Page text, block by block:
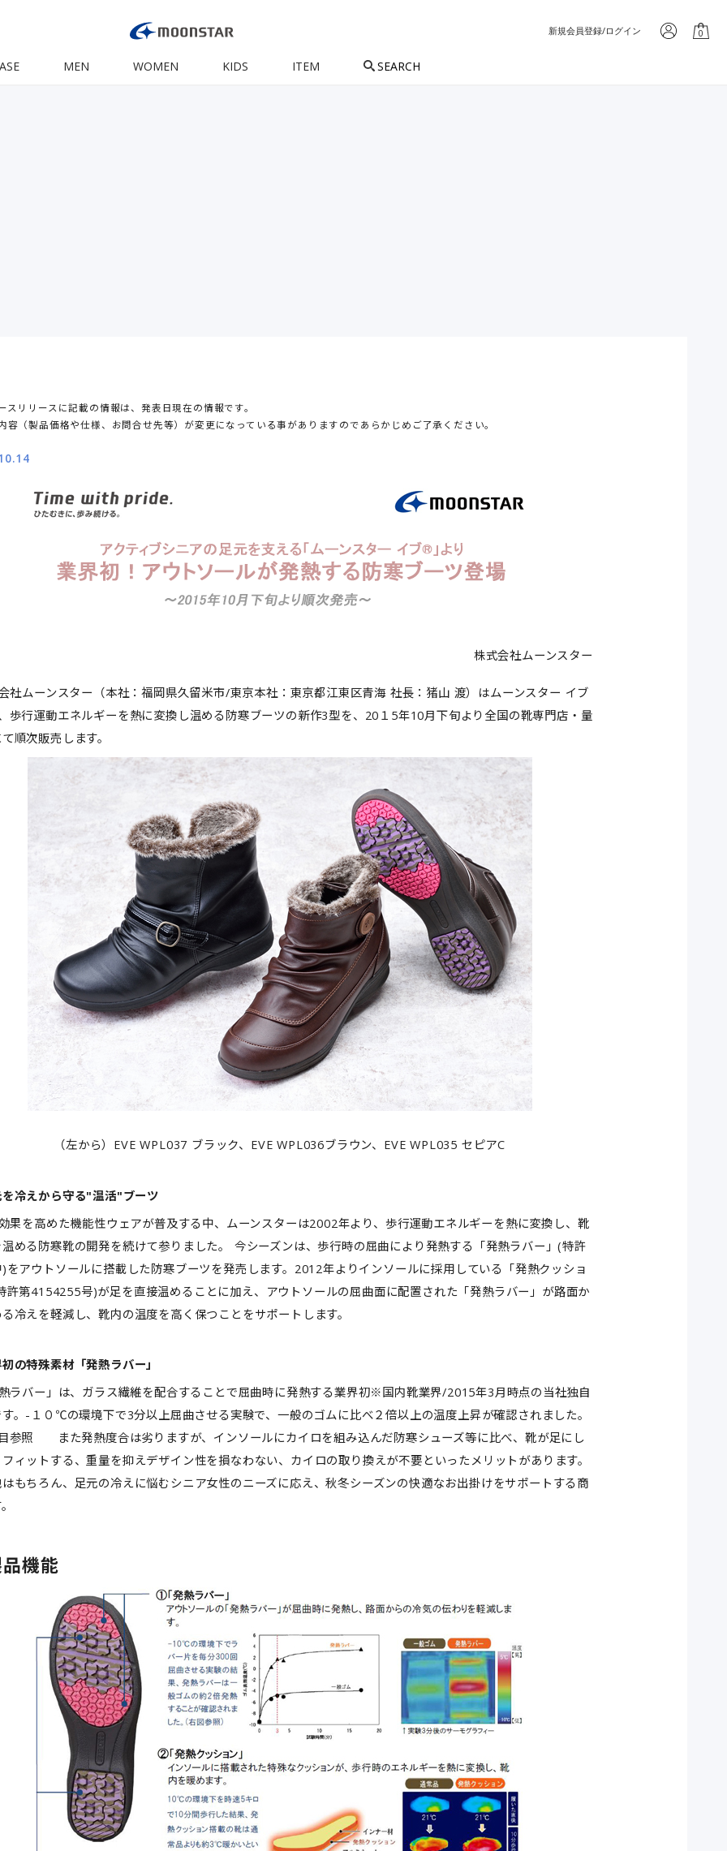
新規会員登録/ログイン 0
MEN WOMEN KIDS ITEM SEARCH
スリリースに記載の情報は、発表日現在の情報です。
容（製品価格や仕様、お問合せ先等）が変更になっている事がありますのであらかじめご了承ください。
株式会社ムーンスター
社ムーンスター（本社：福岡県久留米市/東京本社：東京都江東区青海 社長：猪山 渡）はムーンスター イブ
歩行運動エネルギーを熱に変換し温める防寒ブーツの新作3型を、20１5年10月下旬より全国の靴専門店・量
順次販売します。
（左から）EVE WPL037 ブラック、EVE WPL036ブラウン、EVE WPL035 セピアC
冷えから守る"温活"ブーツ
果を高めた機能性ウェアが普及する中、ムーンスターは2002年より、歩行運動エネルギーを熱に変換し、靴
める防寒靴の開発を続けて参りました。 今シーズンは、歩行時の屈曲により発熱する「発熱ラバー」(特許
をアウトソールに搭載した防寒ブーツを発売します。2012年よりインソールに採用している「発熱クッショ
許第4154255号)が足を直接温めることに加え、アウトソールの屈曲面に配置された「発熱ラバー」が路面か
冷えを軽減し、靴内の温度を高く保つことをサポートします。
の特殊素材「発熱ラバー」
ラバー」は、ガラス繊維を配合することで屈曲時に発熱する業界初※国内靴業界/2015年3月時点の当社独自
。-１０℃の環境下で3分以上屈曲させる実験で、一般のゴムに比べ２倍以上の温度上昇が確認されました。
参照 また発熱度合は劣りますが、インソールにカイロを組み込んだ防寒シューズ等に比べ、靴が足にし
ィットする、重量を抑えデザイン性を損なわない、カイロの取り換えが不要といったメリットがあります。
もちろん、足元の冷えに悩むシニア女性のニーズに応え、秋冬シーズンの快適なお出掛けをサポートする商
機能